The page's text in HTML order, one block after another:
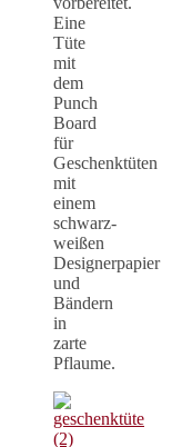
Eine
Tüte
mit
dem
Punch
Board
für
Geschenktüten
mit
einem
schwarz-
weißen
Designerpapier
und
Bändern
in
zarte
Pflaume.